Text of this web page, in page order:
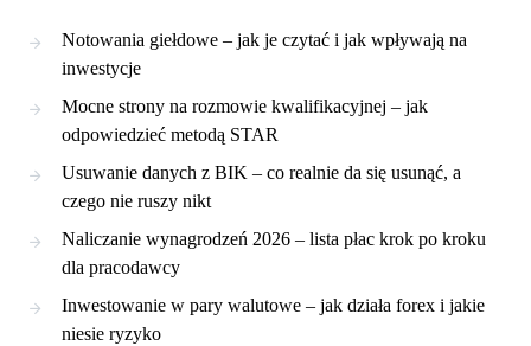
Notowania giełdowe – jak je czytać i jak wpływają na
inwestycje
Mocne strony na rozmowie kwalifikacyjnej – jak
odpowiedzieć metodą STAR
Usuwanie danych z BIK – co realnie da się usunąć, a
czego nie ruszy nikt
Naliczanie wynagrodzeń 2026 – lista płac krok po kroku
dla pracodawcy
Inwestowanie w pary walutowe – jak działa forex i jakie
niesie ryzyko